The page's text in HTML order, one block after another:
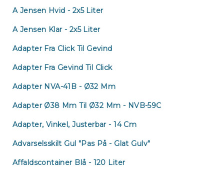
A Jensen Hvid - 2x5 Liter
A Jensen Klar - 2x5 Liter
Adapter Fra Click Til Gevind
Adapter Fra Gevind Til Click
Adapter NVA-41B - Ø32 Mm
Adapter Ø38 Mm Til Ø32 Mm - NVB-59C
Adapter, Vinkel, Justerbar - 14 Cm
Advarselsskilt Gul "Pas På - Glat Gulv"
Affaldscontainer Blå - 120 Liter